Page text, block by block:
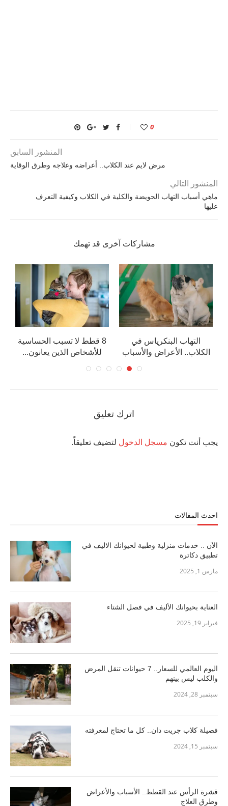
0
المنشور السابق
مرض لايم عند الكلاب.. أعراضه وعلاجه وطرق الوقاية
المنشور التالي
ماهي أسباب التهاب الحويضة والكلية في الكلاب وكيفية التعرف
عليها
مشاركات آخرى قد تهمك
التهاب البنكرياس في
الكلاب.. الأعراض والأسباب
8 قطط لا تسبب الحساسية
للأشخاص الذين يعانون...
اترك تعليق
يجب أنت تكون مسجل الدخول لتضيف تعليقاً.
احدث المقالات
الآن .. خدمات منزلية وطبية لحيوانك الاليف في
تطبيق دكاترة
مارس 1, 2025
العناية بحيوانك الأليف في فصل الشتاء
فبراير 19, 2025
اليوم العالمي للسعار.. 7 حيوانات تنقل المرض
والكلب ليس بينهم
سبتمبر 28, 2024
فصيلة كلاب جريت دان.. كل ما تحتاج لمعرفته
سبتمبر 15, 2024
قشرة الرأس عند القطط.. الأسباب والأعراض
وطرق العلاج